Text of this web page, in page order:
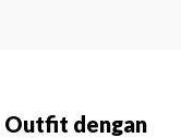
Outfit dengan